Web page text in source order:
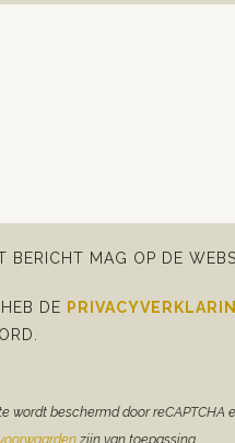
BERICHT MAG OP DE
DE
wordt beschermd door reCAPTCHA
zijn van toepassing.